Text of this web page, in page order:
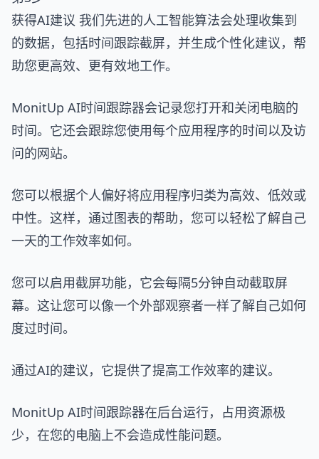
获得AI建议 我们先进的人工智能算法会处理收集到
的数据，包括时间跟踪截屏，并生成个性化建议，帮
助您更高效、更有效地工作。
MonitUp AI时间跟踪器会记录您打开和关闭电脑的
时间。它还会跟踪您使用每个应用程序的时间以及访
问的网站。
您可以根据个人偏好将应用程序归类为高效、低效或
中性。这样，通过图表的帮助，您可以轻松了解自己
一天的工作效率如何。
您可以启用截屏功能，它会每隔5分钟自动截取屏
幕。这让您可以像一个外部观察者一样了解自己如何
度过时间。
通过AI的建议，它提供了提高工作效率的建议。
MonitUp AI时间跟踪器在后台运行，占用资源极
少，在您的电脑上不会造成性能问题。